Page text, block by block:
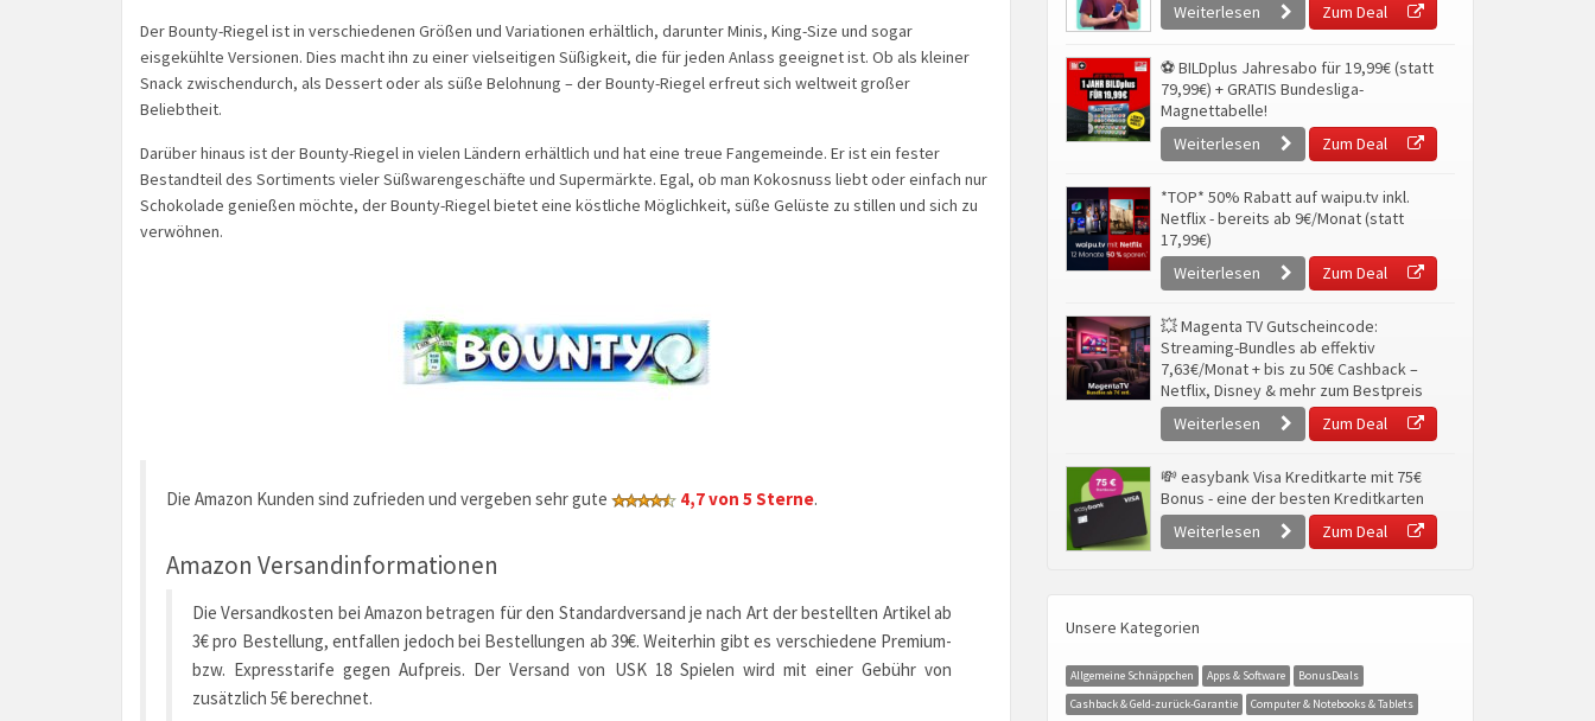
Der Bounty-Riegel ist in verschiedenen Größen und Variationen erhältlich, darunter Minis, King-Size und sogar
eisgekühlte Versionen. Dies macht ihn zu einer vielseitigen Süßigkeit, die für jeden Anlass geeignet ist. Ob als kleiner
Snack zwischendurch, als Dessert oder als süße Belohnung – der Bounty-Riegel erfreut sich weltweit großer
Beliebtheit.
Darüber hinaus ist der Bounty-Riegel in vielen Ländern erhältlich und hat eine treue Fangemeinde. Er ist ein fester
Bestandteil des Sortiments vieler Süßwarengeschäfte und Supermärkte. Egal, ob man Kokosnuss liebt oder einfach nur
Schokolade genießen möchte, der Bounty-Riegel bietet eine köstliche Möglichkeit, süße Gelüste zu stillen und sich zu
verwöhnen.
Die Amazon Kunden sind zufrieden und vergeben sehr gute 4,7 von 5 Sterne.
Amazon Versandinformationen
Die Versandkosten bei Amazon betragen für den Standardversand je nach Art der bestellten Artikel ab
3€ pro Bestellung, entfallen jedoch bei Bestellungen ab 39€. Weiterhin gibt es verschiedene Premium-
bzw. Expresstarife gegen Aufpreis. Der Versand von USK 18 Spielen wird mit einer Gebühr von
zusätzlich 5€ berechnet.
Weiterlesen
Zum Deal
⚽ BILDplus Jahresabo für 19,99€ (statt
79,99€) + GRATIS Bundesliga-
Magnettabelle!
Weiterlesen
Zum Deal
*TOP* 50% Rabatt auf waipu.tv inkl.
Netflix - bereits ab 9€/Monat (statt
17,99€)
Weiterlesen
Zum Deal
💥 Magenta TV Gutscheincode:
Streaming-Bundles ab effektiv
7,63€/Monat + bis zu 50€ Cashback –
Netflix, Disney & mehr zum Bestpreis
Weiterlesen
Zum Deal
💸 easybank Visa Kreditkarte mit 75€
Bonus - eine der besten Kreditkarten
Weiterlesen
Zum Deal
Unsere Kategorien
Allgemeine Schnäppchen Apps & Software
BonusDeals
Cashback & Geld-zurück-Garantie
Computer & Notebooks & Tablets